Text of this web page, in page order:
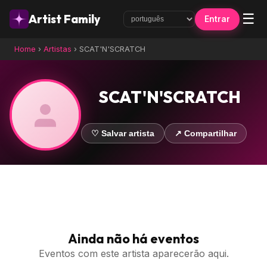
Artist Family Entrar ☰
Home › Artistas › SCAT'N'SCRATCH
SCAT'N'SCRATCH
♡ Salvar artista ↗ Compartilhar
Ainda não há eventos
Eventos com este artista aparecerão aqui.